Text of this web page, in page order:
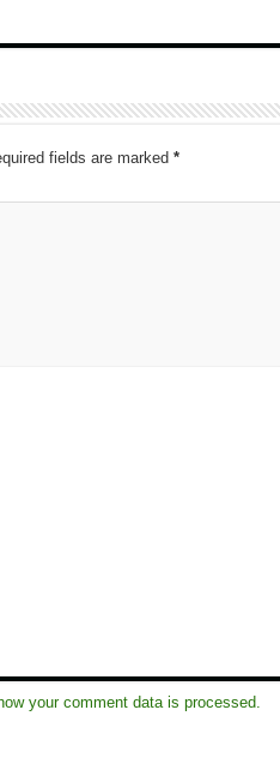
fields are marked *
how your comment data is processed.